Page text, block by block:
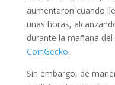
aumentaron cuando
unas horas,
durante la mañana
CoinGecko.
Sin embargo, de